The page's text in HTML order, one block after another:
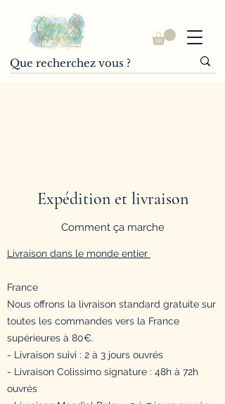
Expédition et livraison
Comment ça marche
Livraison dans le monde entier
France
Nous offrons la livraison standard gratuite sur
toutes les commandes vers la France
supérieures à 80€.
- Livraison suivi : 2 à 3 jours ouvrés
- Livraison Colissimo signature : 48h à 72h
ouvrés